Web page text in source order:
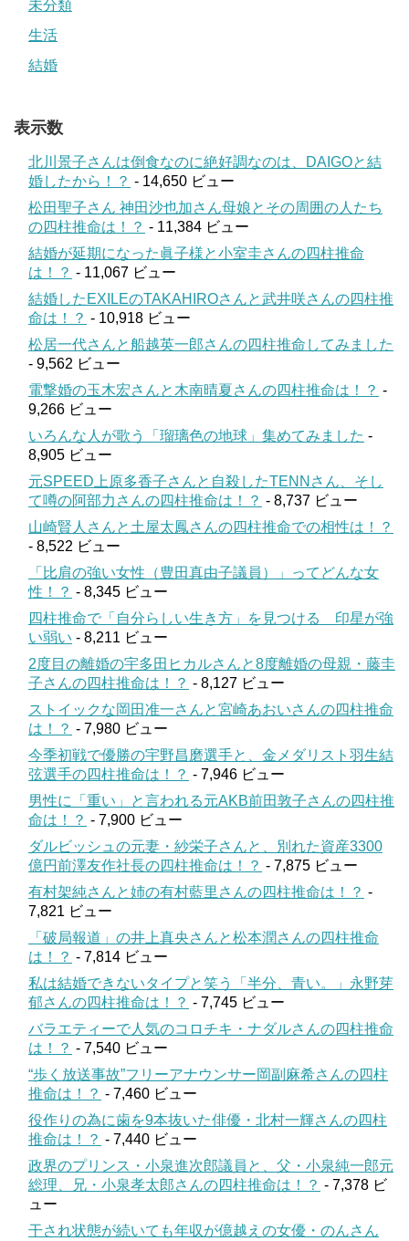
未分類
生活
結婚
表示数
北川景子さんは倒食なのに絶好調なのは、DAIGOと結
婚したから！？ - 14,650 ビュー
松田聖子さん 神田沙也加さん母娘とその周囲の人たち
の四柱推命は！？ - 11,384 ビュー
結婚が延期になった眞子様と小室圭さんの四柱推命
は！？ - 11,067 ビュー
結婚したEXILEのTAKAHIROさんと武井咲さんの四柱推
命は！？ - 10,918 ビュー
松居一代さんと船越英一郎さんの四柱推命してみました
- 9,562 ビュー
電撃婚の玉木宏さんと木南晴夏さんの四柱推命は！？ -
9,266 ビュー
いろんな人が歌う「瑠璃色の地球」集めてみました -
8,905 ビュー
元SPEED上原多香子さんと自殺したTENNさん、そし
て噂の阿部力さんの四柱推命は！？ - 8,737 ビュー
山崎賢人さんと土屋太鳳さんの四柱推命での相性は！？
- 8,522 ビュー
「比肩の強い女性（豊田真由子議員）」ってどんな女
性！？ - 8,345 ビュー
四柱推命で「自分らしい生き方」を見つける 印星が強
い弱い - 8,211 ビュー
2度目の離婚の宇多田ヒカルさんと8度離婚の母親・藤圭
子さんの四柱推命は！？ - 8,127 ビュー
ストイックな岡田准一さんと宮崎あおいさんの四柱推命
は！？ - 7,980 ビュー
今季初戦で優勝の宇野昌磨選手と、金メダリスト羽生結
弦選手の四柱推命は！？ - 7,946 ビュー
男性に「重い」と言われる元AKB前田敦子さんの四柱推
命は！？ - 7,900 ビュー
ダルビッシュの元妻・紗栄子さんと、別れた資産3300
億円前澤友作社長の四柱推命は！？ - 7,875 ビュー
有村架純さんと姉の有村藍里さんの四柱推命は！？ -
7,821 ビュー
「破局報道」の井上真央さんと松本潤さんの四柱推命
は！？ - 7,814 ビュー
私は結婚できないタイプと笑う「半分、青い。」永野芽
郁さんの四柱推命は！？ - 7,745 ビュー
バラエティーで人気のコロチキ・ナダルさんの四柱推命
は！？ - 7,540 ビュー
“歩く放送事故”フリーアナウンサー岡副麻希さんの四柱
推命は！？ - 7,460 ビュー
役作りの為に歯を9本抜いた俳優・北村一輝さんの四柱
推命は！？ - 7,440 ビュー
政界のプリンス・小泉進次郎議員と、父・小泉純一郎元
総理、兄・小泉孝太郎さんの四柱推命は！？ - 7,378 ビ
ュー
干され状態が続いても年収が億越えの女優・のんさん